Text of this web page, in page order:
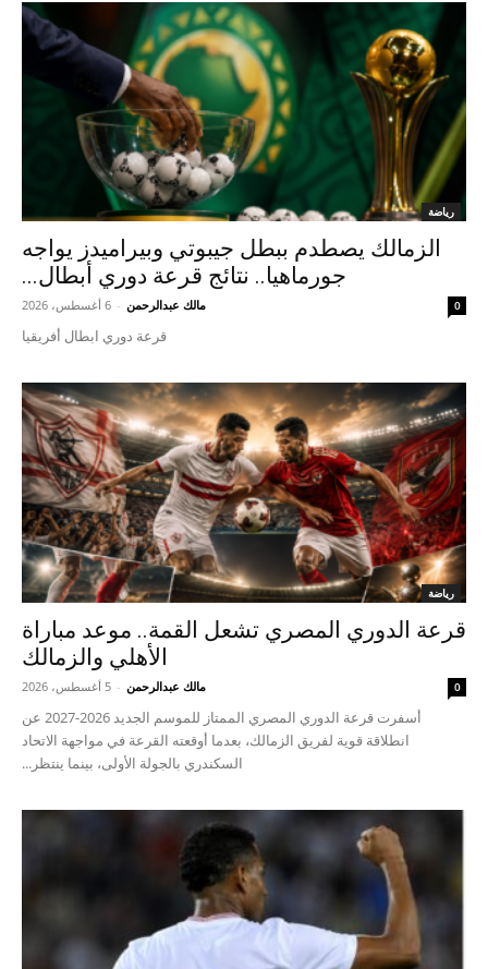
رياضة
الزمالك يصطدم ببطل جيبوتي وبيراميدز يواجه
جورماهيا.. نتائج قرعة دوري أبطال...
مالك عبدالرحمن - 6 أغسطس، 2026 0
قرعة دوري ابطال أفريقيا
رياضة
قرعة الدوري المصري تشعل القمة.. موعد مباراة
الأهلي والزمالك
مالك عبدالرحمن - 5 أغسطس، 2026 0
أسفرت قرعة الدوري المصري الممتاز للموسم الجديد 2026-2027 عن
انطلاقة قوية لفريق الزمالك، بعدما أوقعته القرعة في مواجهة الاتحاد
السكندري بالجولة الأولى، بينما ينتظر...